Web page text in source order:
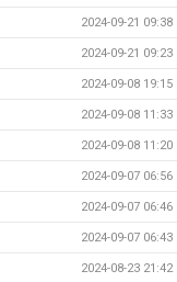
2024-09-21 09:38
2024-09-21 09:23
2024-09-08 19:15
2024-09-08 11:33
2024-09-08 11:20
2024-09-07 06:56
2024-09-07 06:46
2024-09-07 06:43
2024-08-23 21:42